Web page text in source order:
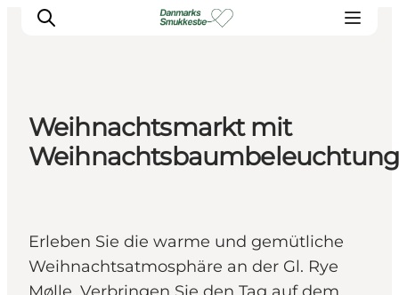
Erleben Sie die Natur
Weihnachtsmarkt mit
Weihnachtsbaumbeleuchtung
Erleben Sie die warme und gemütliche
Weihnachtsatmosphäre an der Gl. Rye